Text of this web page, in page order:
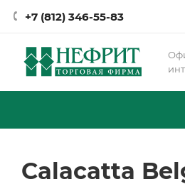
+7 (812) 346-55-83
Calacatta